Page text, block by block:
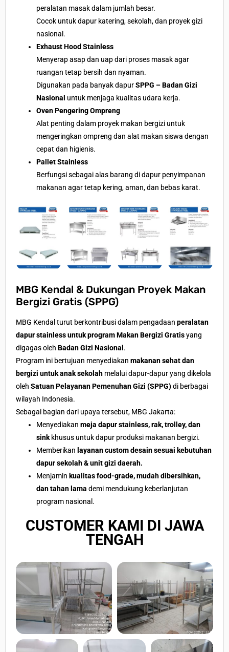
peralatan masak dalam jumlah besar.
Cocok untuk dapur katering, sekolah, dan proyek gizi
nasional.
Exhaust Hood Stainless
Menyerap asap dan uap dari proses masak agar
ruangan tetap bersih dan nyaman.
Digunakan pada banyak dapurSPPG – Badan Gizi
Nasional untuk menjaga kualitas udara kerja.
Oven Pengering Ompreng
Alat penting dalam proyek makan bergizi untuk
mengeringkan ompreng dan alat makan siswa dengan
cepat dan higienis.
Pallet Stainless
Berfungsi sebagai alas barang di dapur penyimpanan
makanan agar tetap kering, aman, dan bebas karat.
MBG Kendal & Dukungan Proyek Makan
Bergizi Gratis (SPPG)
MBG Kendal turut berkontribusi dalam pengadaan peralatan
dapur stainless untuk program Makan Bergizi Gratisyang
digagas oleh Badan Gizi Nasional .
Program ini bertujuan menyediakan makanan sehat dan
bergizi untuk anak sekolah melalui dapur-dapur yang dikelola
oleh Satuan Pelayanan Pemenuhan Gizi (SPPG)di berbagai
wilayah Indonesia.
Sebagai bagian dari upaya tersebut, MBG Jakarta:
Menyediakan meja dapur stainless, rak, trolley, dan
sinkkhusus untuk dapur produksi makanan bergizi.
Memberikan layanan custom desain sesuai kebutuhan
dapur sekolah & unit gizi daerah.
Menjamin kualitas food-grade, mudah dibersihkan,
dan tahan lama demi mendukung keberlanjutan
program nasional.
CUSTOMER KAMI DI JAWA
TENGAH